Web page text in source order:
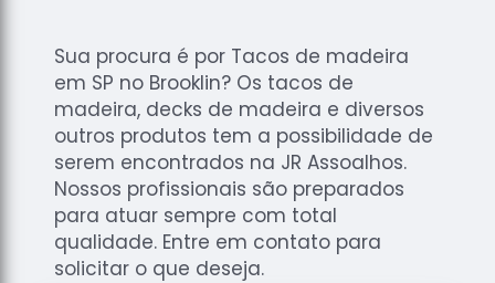
Sua procura é por Tacos de madeira
em SP no Brooklin? Os tacos de
madeira, decks de madeira e diversos
outros produtos tem a possibilidade de
serem encontrados na JR Assoalhos.
Nossos profissionais são preparados
para atuar sempre com total
qualidade. Entre em contato para
solicitar o que deseja.